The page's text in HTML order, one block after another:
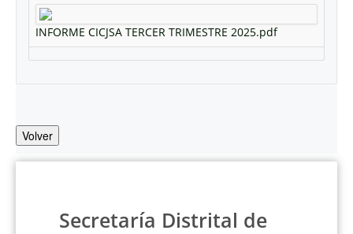
INFORME CICJSA TERCER TRIMESTRE 2025.pdf
Volver
Secretaría Distrital de